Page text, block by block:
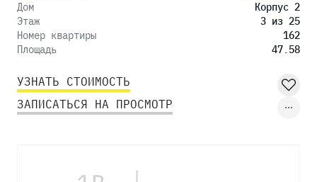
Дом
Корпус 2
Этаж
3 из 25
Номер квартиры
162
Площадь
47.58
УЗНАТЬ СТОИМОСТЬ
ЗАПИСАТЬСЯ НА ПРОСМОТР